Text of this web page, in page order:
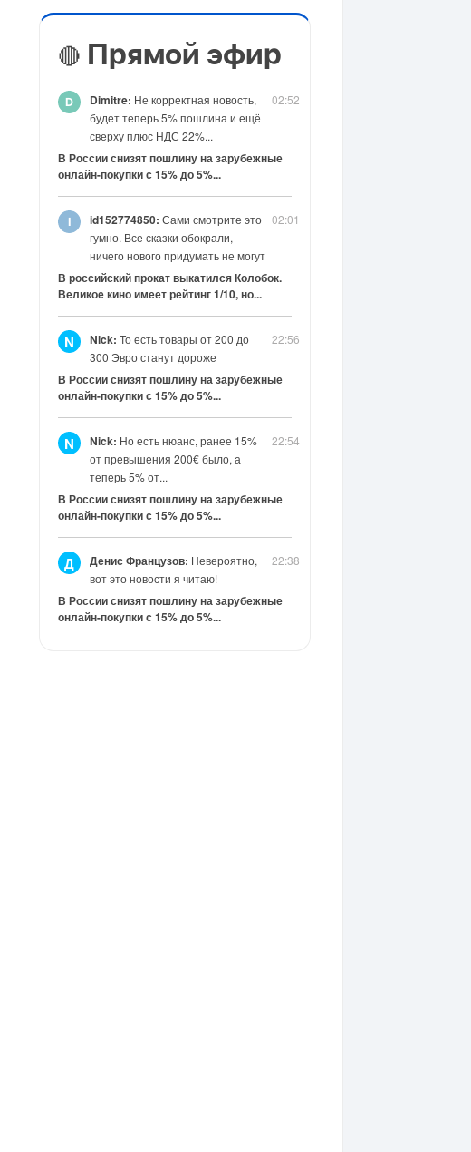
🔴 Прямой эфир
02:52
Dimitre: Не корректная новость,
будет теперь 5% пошлина и ещё
сверху плюс НДС 22%...
В России снизят пошлину на зарубежные
онлайн-покупки с 15% до 5%...
02:01
id152774850: Сами смотрите это
гумно. Все сказки обокрали,
ничего нового придумать не могут
В российский прокат выкатился Колобок.
Великое кино имеет рейтинг 1/10, но...
22:56
N Nick: То есть товары от 200 до
300 Эвро станут дороже
В России снизят пошлину на зарубежные
онлайн-покупки с 15% до 5%...
22:54
N Nick: Но есть нюанс, ранее 15%
от превышения 200€ было, а
теперь 5% от...
В России снизят пошлину на зарубежные
онлайн-покупки с 15% до 5%...
22:38
Д Денис Французов: Невероятно,
вот это новости я читаю!
В России снизят пошлину на зарубежные
онлайн-покупки с 15% до 5%...